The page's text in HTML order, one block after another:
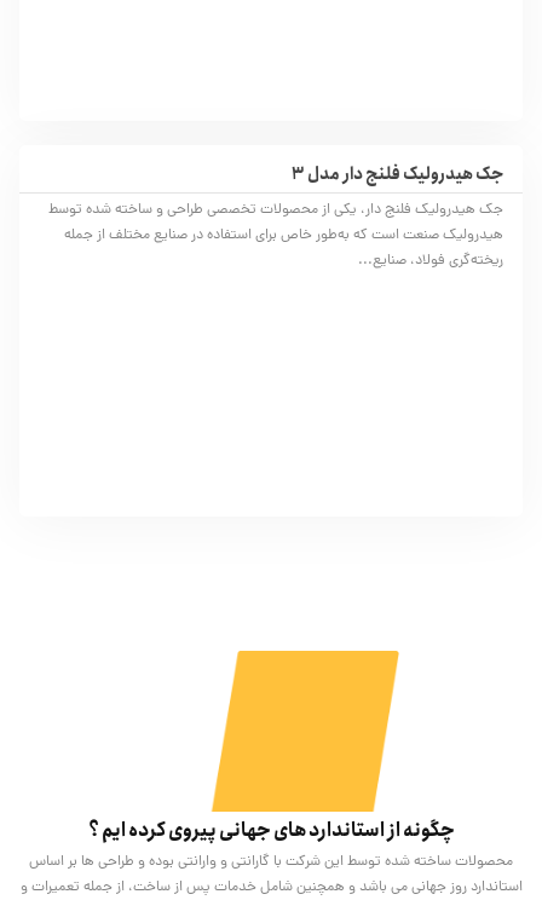
جک هیدرولیک فلنج دار مدل 3
جک هیدرولیک فلنج دار، یکی از محصولات تخصصی طراحی و ساخته شده توسط
هیدرولیک صنعت است که به‌طور خاص برای استفاده در صنایع مختلف از جمله
ریخته‌گری فولاد، صنایع...
چگونه از استاندارد های جهانی پیروی کرده ایم ؟
محصولات ساخته شده توسط این شرکت با گارانتی و وارانتی بوده و طراحی ها بر اساس
استاندارد روز جهانی می باشد و همچنین شامل خدمات پس از ساخت، از جمله تعمیرات و